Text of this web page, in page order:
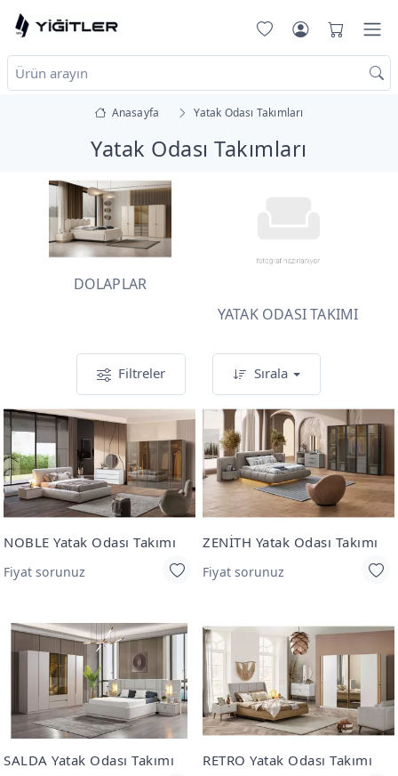
Anasayfa Yatak Odası Takımları
Yatak Odası Takımları
DOLAPLAR
YATAK ODASI TAKIMI
Filtreler Sırala
NOBLE Yatak Odası Takımı
Fiyat sorunuz
ZENİTH Yatak Odası Takımı
Fiyat sorunuz
SALDA Yatak Odası Takımı RETRO Yatak Odası Takımı